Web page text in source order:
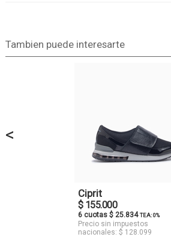
Tambien puede interesarte
<
Ciprit
$ 155.000
6 cuotas $ 25.834TEA: 0%
Precio sin impuestos
nacionales: $ 128.099